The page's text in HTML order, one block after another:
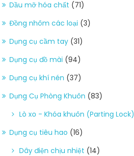
Dầu mỡ hóa chất (71)
Đồng nhôm các loại (3)
Dụng cụ cầm tay (31)
Dụng cụ đồ mài (94)
Dụng cụ khí nén (37)
Dụng Cụ Phòng Khuôn (83)
Lò xo - Khóa khuôn (Parting Lock)
Dụng cụ tiêu hao (16)
Dây điện chịu nhiệt (14)